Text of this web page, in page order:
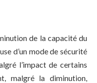
de la capacité du
d’un mode de sécurité
l’impact de certains
malgré la diminution,